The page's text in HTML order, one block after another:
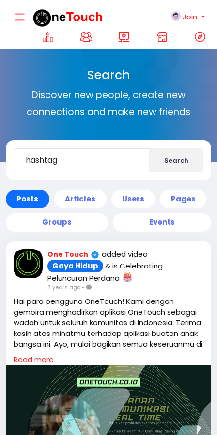
Join
Search
Discover new people, create new
connections and make new friends
Search
Posts Articles Users Pages
Groups Events
One Touch
added video
Gaya Hidup
& is Celebrating
Peluncuran Perdana
3 years ago-
Hai para pengguna OneTouch! Kami dengan
gembira menghadirkan aplikasi OneTouch sebagai
wadah untuk seluruh komunitas di Indonesia. Terima
kasih atas minatmu terhadap aplikasi buatan anak
bangsa ini. Ayo, mulai bagikan semua keseruanmu di
OneTouch dengan hashtag
nikmati bonus hadiah saldo khusus untukmu saat
peluncuran perdana aplikasi ini. Semangat!
Read more